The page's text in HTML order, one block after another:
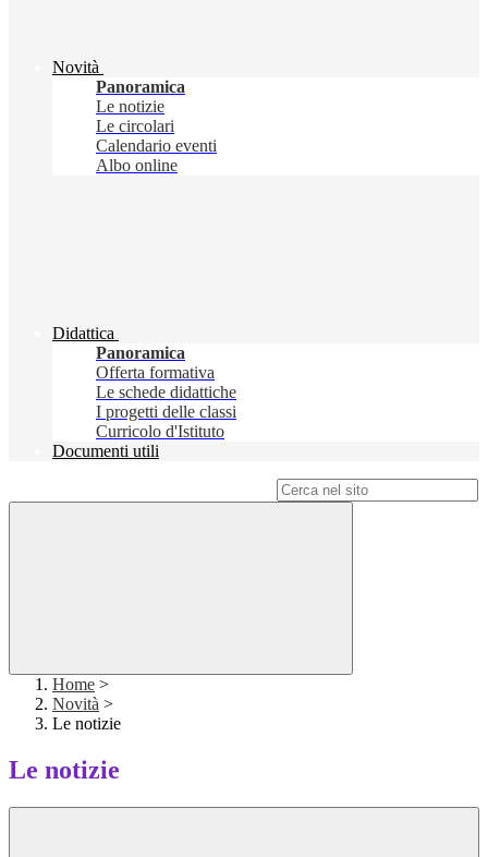
Novità
Panoramica
Le notizie
Le circolari
Calendario eventi
Albo online
Didattica
Panoramica
Offerta formativa
Le schede didattiche
I progetti delle classi
Curricolo d'Istituto
Documenti utili
Home >
Novità >
Le notizie
Le notizie